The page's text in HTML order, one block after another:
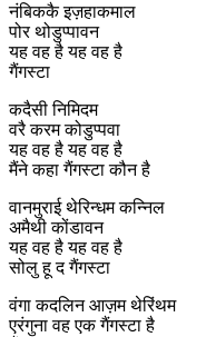
नंबिककै इज़हाकमाल
पोर थोडुप्पावन
यह वह है यह वह है
गैंगस्टा
कदैसी निमिदम
वरै करम कोडुप्पवा
यह वह है यह वह है
मैंने कहा गैंगस्टा कौन है
वानमुराई थेरिन्धम कन्निल
अमैथी कोंडावन
यह वह है यह वह है
सोलु हू द गैंगस्टा
वंगा कदलिन आज़म थेरिंथम
एरंगुना वह एक गैंगस्टा है